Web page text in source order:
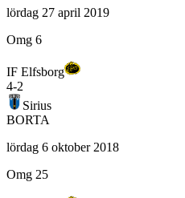
lördag 27 april 2019
Omg 6
IF Elfsborg
4-2
Sirius
BORTA
lördag 6 oktober 2018
Omg 25